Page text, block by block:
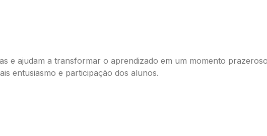
e ajudam a transformar o aprendizado em um momento
entusiasmo e participação dos alunos.